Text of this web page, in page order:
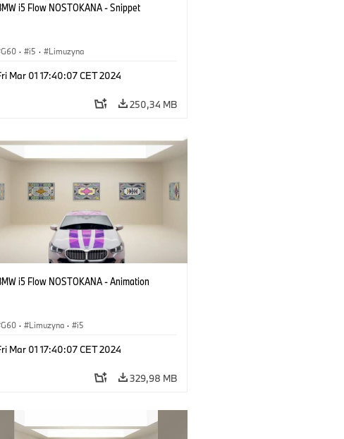
i5 Flow NOSTOKANA - Snippet
G60 · i5 · Limuzyna
Mar 01 17:40:07 CET 2024
250,34 MB
i5 Flow NOSTOKANA - Animation
G60 · Limuzyna · i5
Mar 01 17:40:07 CET 2024
329,98 MB